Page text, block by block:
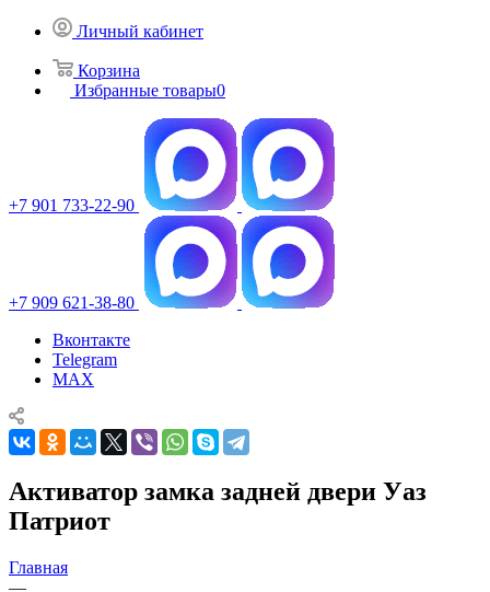
Личный кабинет
Корзина
Избранные товары0
+7 901 733-22-90
+7 909 621-38-80
Вконтакте
Telegram
MAX
Активатор замка задней двери Уаз
Патриот
Главная
—